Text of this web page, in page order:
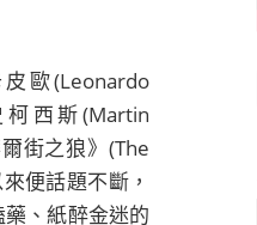
歐(Leonardo
西斯(Martin
街之狼》(The
便話題不斷，
、紙醉金迷的